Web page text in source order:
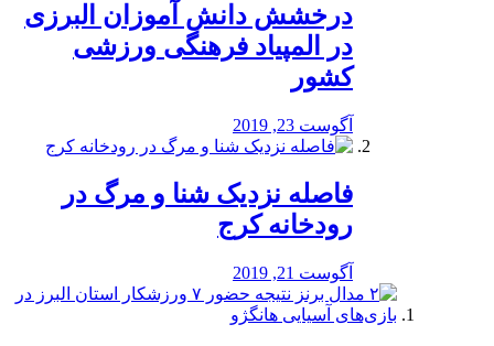
درخشش دانش آموزان البرزی
در المپیاد فرهنگی ورزشی
کشور
آگوست 23, 2019
️فاصله نزدیک شنا و مرگ در
رودخانه کرج
آگوست 21, 2019